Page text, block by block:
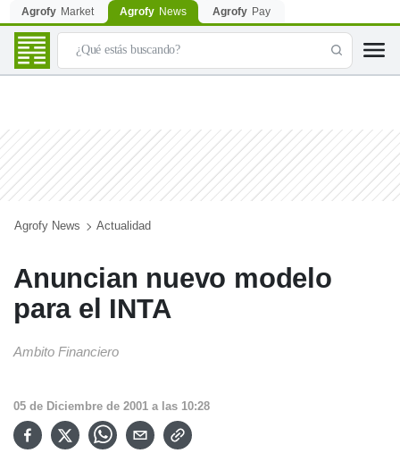
Agrofy Market Agrofy News Agrofy Pay
Agrofy News Actualidad
Anuncian nuevo modelo
para el INTA
Ambito Financiero
05 de Diciembre de 2001 a las 10:28